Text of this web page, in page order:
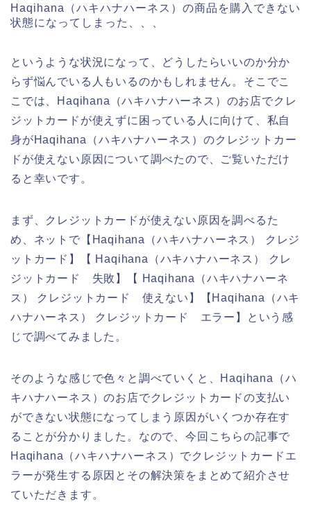
Haqihana（ハキハナハーネス）の商品を購入できない
状態になってしまった、、、
というような状況になって、どうしたらいいのか分か
らず悩んでいる人もいるのかもしれません。そこでこ
こでは、Haqihana（ハキハナハーネス）のお店でクレ
ジットカードが使えずに困っている人に向けて、私自
身がHaqihana（ハキハナハーネス）のクレジットカー
ドが使えない原因について調べたので、ご覧いただけ
ると幸いです。
まず、クレジットカードが使えない原因を調べるた
め、ネットで【Haqihana（ハキハナハーネス） クレジ
ットカード】【 Haqihana（ハキハナハーネス） クレ
ジットカード 失敗】【 Haqihana（ハキハナハーネ
ス） クレジットカード 使えない】【Haqihana（ハキ
ハナハーネス） クレジットカード エラー】という感
じで調べてみました。
そのような感じで色々と調べていくと、Haqihana（ハ
キハナハーネス）のお店でクレジットカードの支払い
ができない状態になってしまう原因がいくつか存在す
ることが分かりました。なので、今回こちらの記事で
Haqihana（ハキハナハーネス）でクレジットカードエ
ラーが発生する原因とその解決策をまとめて紹介させ
ていただきます。